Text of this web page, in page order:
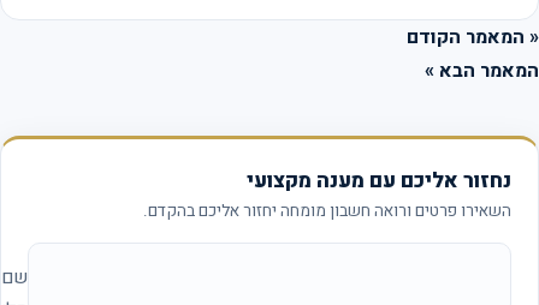
הקודם
הבא »
נחזור אליכם עם מענה מקצועי
השאירו פרטים ורואה חשבון מומחה יחזור אליכם בהקדם.
אתר החברה (להשאיר ריק)
שם